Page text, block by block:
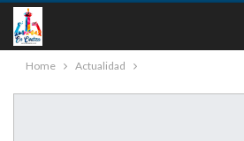
Home Actualidad